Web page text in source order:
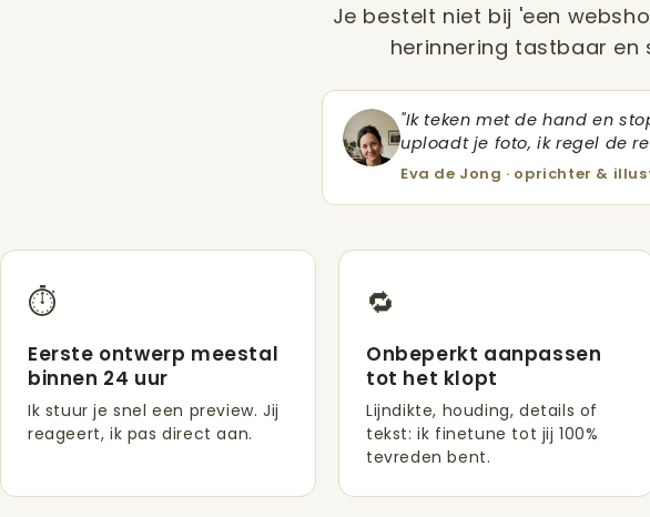
Je bestelt niet bij 'een
herinnering tastbaar
"Ik teken met de hand en
uploadt je foto, ik regel de
Eva de Jong · oprichter &
⏱️
Eerste ontwerp meestal
binnen 24 uur
Ik stuur je snel een preview. Jij
reageert, ik pas direct aan.
🔁
Onbeperkt aanpassen
tot het klopt
Lijndikte, houding, details of
tekst: ik finetune tot jij 100%
tevreden bent.